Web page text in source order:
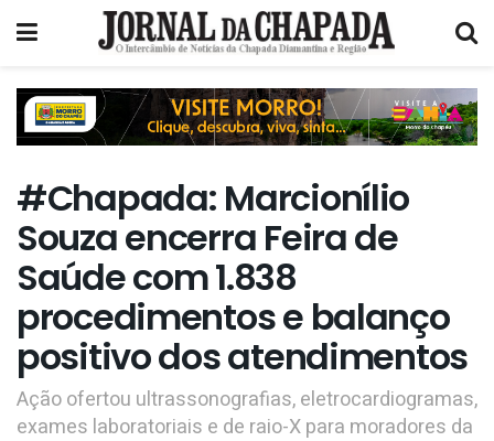
#Chapada: Marcionílio
Souza encerra Feira de
Saúde com 1.838
procedimentos e balanço
positivo dos atendimentos
Ação ofertou ultrassonografias, eletrocardiogramas,
exames laboratoriais e de raio-X para moradores da